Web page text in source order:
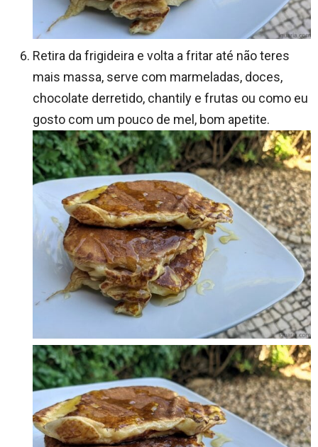
Retira da frigideira e volta a fritar até não teres
mais massa, serve com marmeladas, doces,
chocolate derretido, chantily e frutas ou como eu
gosto com um pouco de mel, bom apetite.